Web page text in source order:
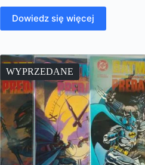
Dowiedz się więcej
WYPRZEDANE